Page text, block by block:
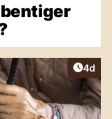
4d